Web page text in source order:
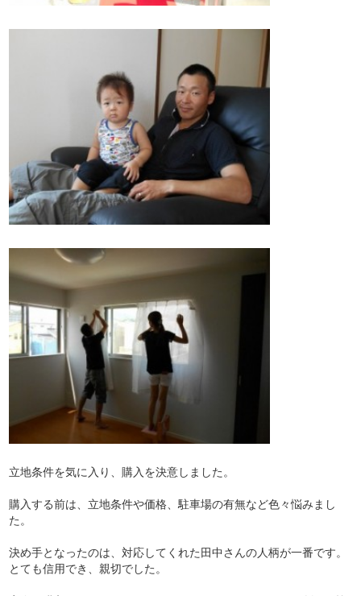
立地条件を気に入り、購入を決意しました。
購入する前は、立地条件や価格、駐車場の有無など色々悩みまし
た。
決め手となったのは、対応してくれた田中さんの人柄が一番です。
とても信用でき、親切でした。